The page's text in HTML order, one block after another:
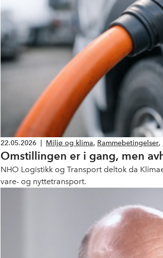
22.05.2026 Miljø og klima, Rammebetingelser,
Omstillingen er i gang, men
NHO Logistikk og Transport deltok da
vare- og nyttetransport.